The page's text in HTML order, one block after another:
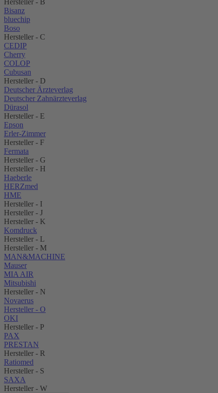
Hersteller - B
Bisanz
bluechip
Boso
Hersteller - C
CEDIP
Cherry
COLOP
Cubusan
Hersteller - D
Deutscher Ärzteverlag
Deutscher Zahnärzteverlag
Dürasol
Hersteller - E
Epson
Erler-Zimmer
Hersteller - F
Fermata
Hersteller - G
Hersteller - H
Haeberle
HERZmed
HME
Hersteller - I
Hersteller - J
Hersteller - K
Komdruck
Hersteller - L
Hersteller - M
MAN&MACHINE
Mauser
MIA AIR
Mitsubishi
Hersteller - N
Novaerus
Hersteller - O
OKI
Hersteller - P
PAX
PRESTAN
Hersteller - R
Ratiomed
Hersteller - S
SAXA
Hersteller - W